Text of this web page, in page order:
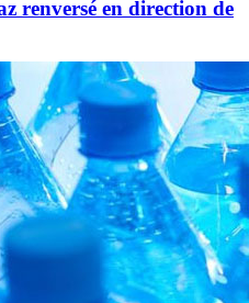
renversé en direction de